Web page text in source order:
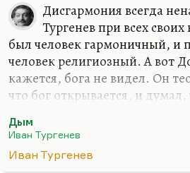
Дисгармония всегда
Тургенев при всех
был человек гармоничный, и
человек религиозный. А вот
кажется, бога не видел. Он
что бог открывается, и думал,
Понимаете, в основе нашей
не Иуда; сомневающийся,
отрекшийся, но не
Дым
Иван Тургенев
Иван Тургенев